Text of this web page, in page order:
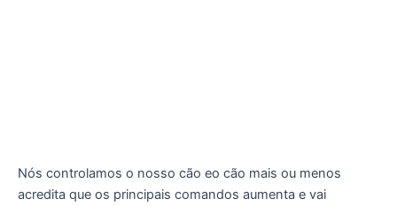
Nós controlamos o nosso cão eo cão mais ou menos
acredita que os principais comandos aumenta e vai